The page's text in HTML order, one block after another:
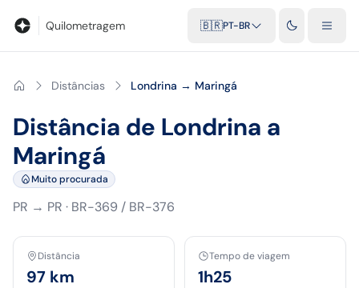
Quilometragem 🇧🇷PT-BR
Distâncias Londrina → Maringá
Distância de Londrina a
Maringá
Muito procurada
PR → PR · BR-369 / BR-376
Distância
97 km
Tempo de viagem
1h25